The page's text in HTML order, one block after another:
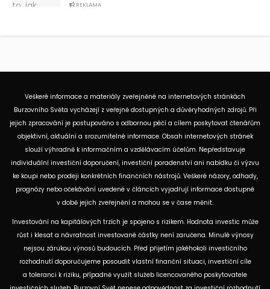
REKLAMA
Veškeré informace a materiály zveřejněné na internetových stránkách
Burzovního Světa vycházejí z veřejně dostupných a důvěryhodných zdrojů. Při
jejich zpracování je postupováno s odbornou péčí a cílem poskytovat čtenářům
objektivní, aktuální a srozumitelné informace. Obsah internetových stránek
slouží výhradně k informačním a vzdělávacím účelům. Nepředstavuje
individuální investiční doporučení, investiční poradenství ani nabídku či výzvu
ke koupi nebo prodeji konkrétních finančních nástrojů. Veškeré názory, odhady,
prognózy nebo očekávání uvedené v článcích vyjadřují informace dostupné
v době jejich zveřejnění a mohou se v čase měnit.
Investování na kapitálových trzích je spojeno s rizikem. Hodnota investic může
růst i klesat a návratnost investované částky není zaručena. Minulé výnosy
nejsou zárukou výnosů budoucích. Před přijetím jakéhokoli investičního
rozhodnutí doporučujeme posoudit vlastní finanční situaci, investiční cíle
a toleranci k riziku, případně využít služeb licencovaného poskytovatele